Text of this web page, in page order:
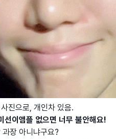
진으로, 개인차 있음.
선이앰플 없으면 너무 불안해요!
장 아니냐구요?